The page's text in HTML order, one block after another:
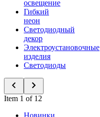
освещение
Гибкий
неон
Светодиодный
декор
Электроустановочные
изделия
Светодиоды
Item 1 of 12
Новинки